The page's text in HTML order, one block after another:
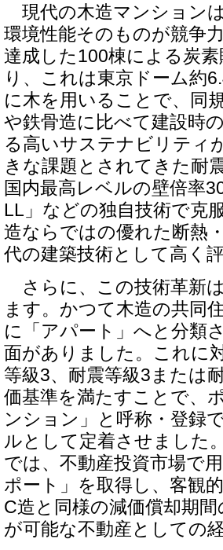
現代の木造マンション
環境性能そのものが競争
達成した100棟による炭
り、これは東京ドーム約
に木を用いることで、同
や鉄骨造に比べて建設時
る高いサステナビリティ
きな課題とされてきた耐
国内最高レベルの壁倍率
LL」などの独自技術で克
造ならではの優れた断熱
代の建築技術として高く
さらに、この技術革新
ます。かつて木造の共同
に「アパート」へと分類
面がありました。これに
等級3、耐震等級3または
価基準を満たすことで、
ンション」と呼称・登録
ルとして定着させました
では、不動産投資市場で
ポート」を取得し、客観
C造と同様の減価償却期
が可能な不動産としての